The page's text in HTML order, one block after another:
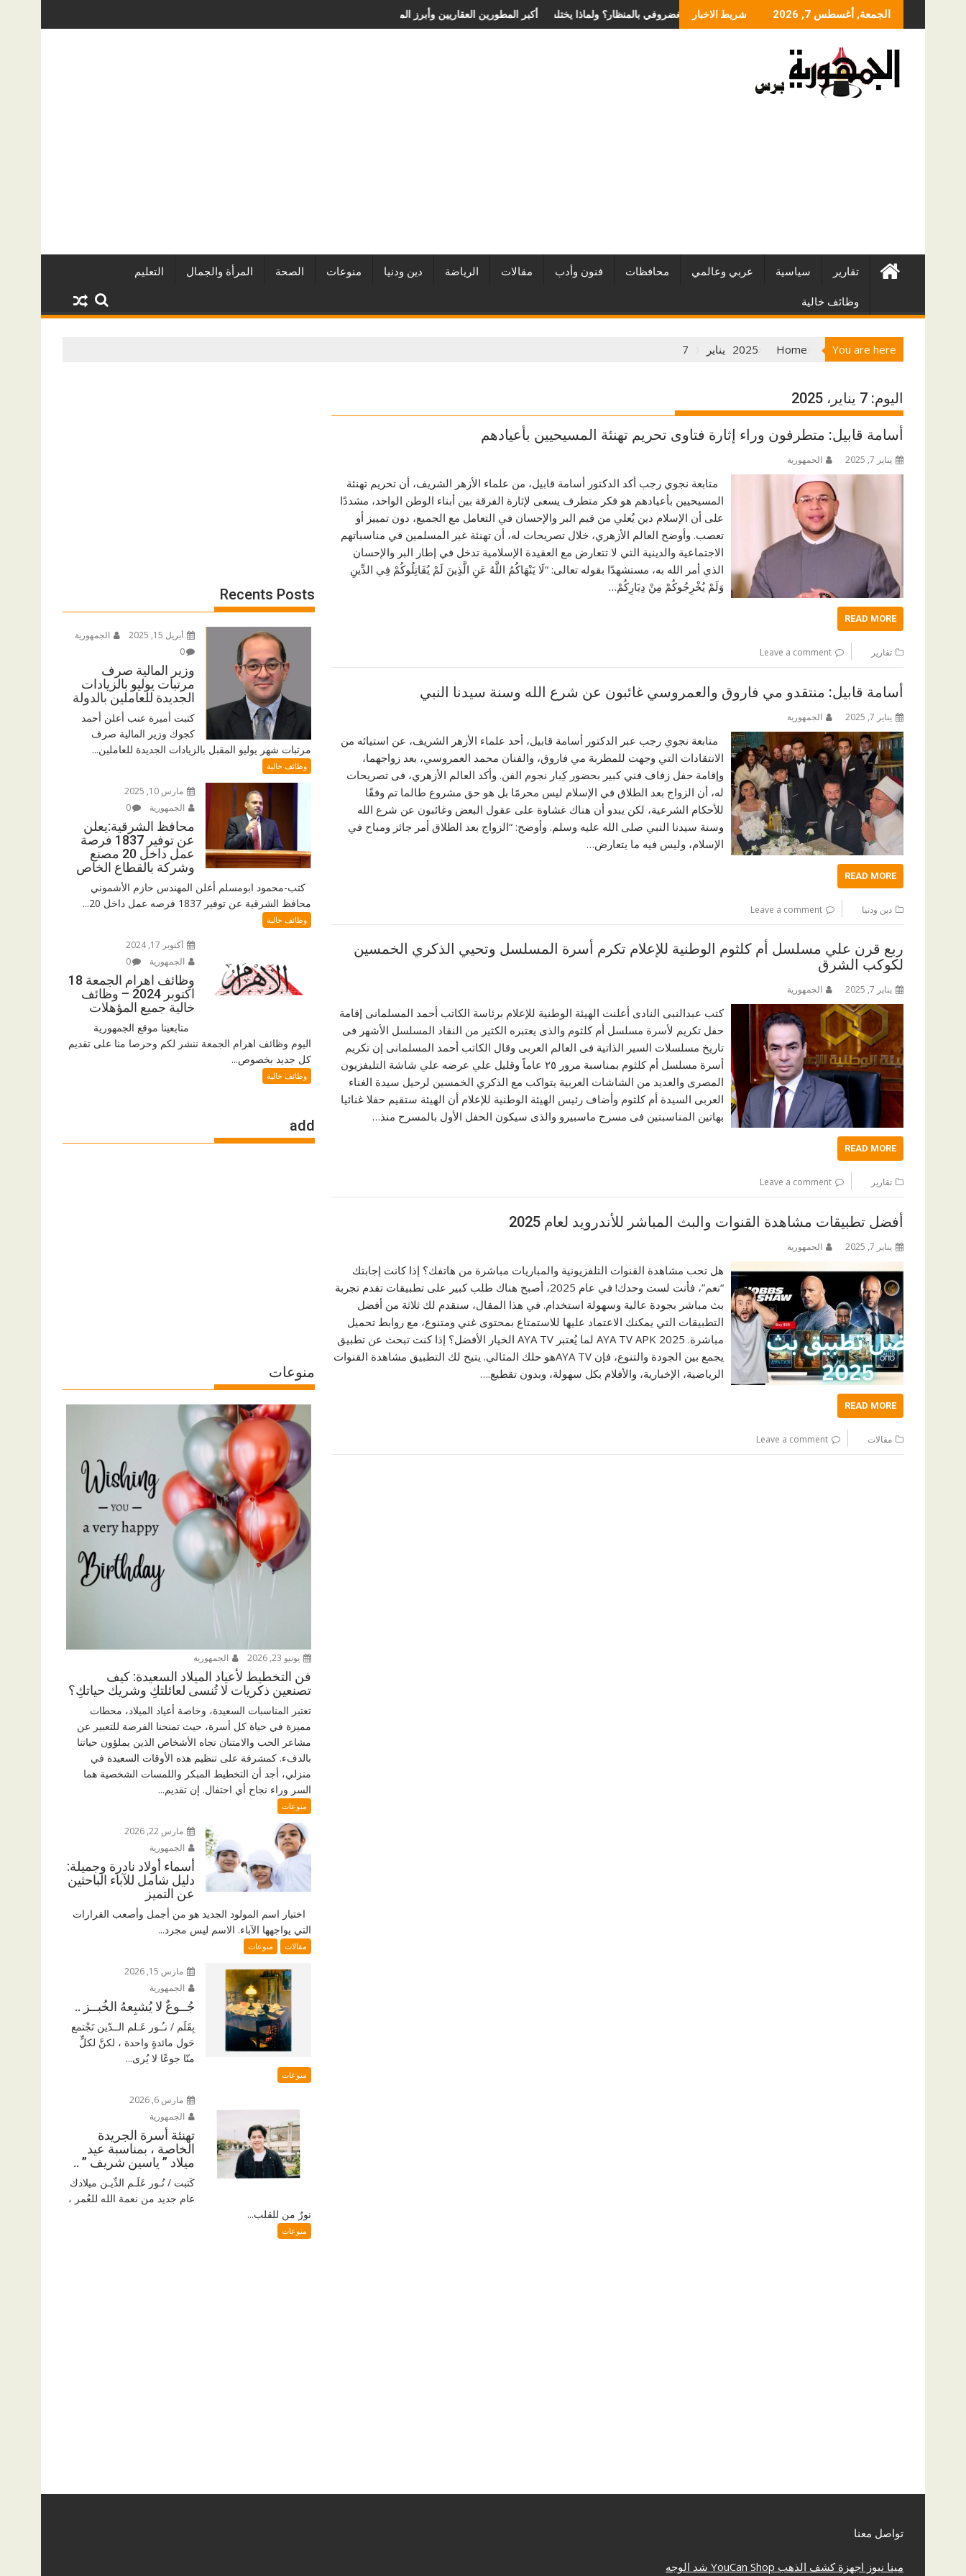
to
الجمعة, أغسطس 7, 2026 شريط الاخبار أفضل شركات التطوير العقاري في مصر من URE | أكبر المطورين العقاريين وأبرز المشروعاتما الذي يحدد سعر عملية الانزلاق الغضروفي بالمنظار؟ ولماذا يختلف من مريض لآخر؟
تقارير سياسية عربي وعالمي محافظات فنون وأدب مقالات الرياضة دين ودنيا منوعات الصحة المرأة والجمال التعليم
وظائف خالية
You are here
Home
2025 يناير 7
اليوم: 7 يناير، 2025
أسامة قابيل: متطرفون وراء إثارة فتاوى تحريم تهنئة المسيحيين بأعيادهم
يناير 7, 2025 الجمهورية
متابعة نجوي رجب أكد الدكتور أسامة قابيل، من علماء الأزهر الشريف، أن تحريم تهنئة
المسيحيين بأعيادهم هو فكر متطرف يسعى لإثارة الفرقة بين أبناء الوطن الواحد، مشددًا
على أن الإسلام دين يُعلي من قيم البر والإحسان في التعامل مع الجميع، دون تمييز أو
تعصب. وأوضح العالم الأزهري، خلال تصريحات له، أن تهنئة غير المسلمين في مناسباتهم
الاجتماعية والدينية التي لا تتعارض مع العقيدة الإسلامية تدخل في إطار البر والإحسان
الذي أمر الله به، مستشهدًا بقوله تعالى: “لَا يَنْهَاكُمُ اللَّهُ عَنِ الَّذِينَ لَمْ يُقَاتِلُوكُمْ فِي الدِّينِ
وَلَمْ يُخْرِجُوكُمْ مِنْ دِيَارِكُمْ…
READ MORE
تقارير Leave a comment
أسامة قابيل: منتقدو مي فاروق والعمروسي غائبون عن شرع الله وسنة سيدنا النبي
يناير 7, 2025 الجمهورية
متابعة نجوي رجب عبر الدكتور أسامة قابيل، أحد علماء الأزهر الشريف، عن استيائه من
الانتقادات التي وجهت للمطربة مي فاروق، والفنان محمد العمروسي، بعد زواجهما،
وإقامة حفل زفاف فني كبير بحضور كِبار نجوم الفن. وأكد العالم الأزهري، فى تصريحات
له، أن الزواج بعد الطلاق في الإسلام ليس محرمًا بل هو حق مشروع طالما تم وفقًا
للأحكام الشرعية، لكن يبدو أن هناك غشاوة على عقول البعض وغائبون عن شرع الله
وسنة سيدنا النبي صلى الله عليه وسلم. وأوضح: “الزواج بعد الطلاق أمر جائز ومباح في
الإسلام، وليس فيه ما يتعارض…
READ MORE
دين ودنيا Leave a comment
ربع قرن علي مسلسل أم كلثوم الوطنية للإعلام تكرم أسرة المسلسل وتحيي الذكري الخمسين
لكوكب الشرق
يناير 7, 2025 الجمهورية
كتب عبدالنبى النادى أعلنت الهيئة الوطنية للإعلام برئاسة الكاتب أحمد المسلمانى إقامة
حفل تكريم لأسرة مسلسل أم كلثوم والذى يعتبره الكثير من النقاد المسلسل الأشهر فى
تاريخ مسلسلات السير الذاتية فى العالم العربى وقال الكاتب أحمد المسلمانى إن تكريم
أسرة مسلسل أم كلثوم بمناسبة مرور ٢٥ عاماً وقليل علي عرضه علي شاشة التليفزيون
المصرى والعديد من الشاشات العربية يتواكب مع الذكري الخمسين لرحيل سيدة الغناء
العربى السيدة أم كلثوم وأضاف رئيس الهيئة الوطنية للإعلام أن الهيئة ستقيم حفلا غنائيا
بهاتين المناسبتين فى مسرح ماسبيرو والذى سيكون الحفل الأول بالمسرح منذ…
READ MORE
تقارير Leave a comment
أفضل تطبيقات مشاهدة القنوات والبث المباشر للأندرويد لعام 2025
يناير 7, 2025 الجمهورية
هل تحب مشاهدة القنوات التلفزيونية والمباريات مباشرة من هاتفك؟ إذا كانت إجابتك
“نعم”، فأنت لست وحدك! في عام 2025، أصبح هناك طلب كبير على تطبيقات تقدم تجربة
بث مباشر بجودة عالية وسهولة استخدام. في هذا المقال، سنقدم لك ثلاثة من أفضل
التطبيقات التي يمكنك الاعتماد عليها للاستمتاع بمحتوى غني ومتنوع، مع روابط تحميل
مباشرة. AYA TV APK 2025 لما يُعتبر AYA TV الخيار الأفضل؟ إذا كنت تبحث عن تطبيق
يجمع بين الجودة والتنوع، فإن AYA TVهو حلك المثالي. يتيح لك التطبيق مشاهدة القنوات
الرياضية، الإخبارية، والأفلام بكل سهولة، وبدون تقطيع.…
READ MORE
مقالات Leave a comment
Recents Posts
أبريل 15, 2025
الجمهورية
0
وزير المالية صرف
مرتبات يوليو بالزيادات
الجديدة للعاملين بالدولة
كتبت أميرة عنب أعلن أحمد
كجوك وزير المالية صرف
مرتبات شهر يوليو المقبل بالزيادات الجديدة للعاملين...
وظائف خالية
مارس 10, 2025
الجمهورية
0
محافظ الشرقية:يعلن
عن توفير 1837 فرصة
عمل داخل 20 مصنع
وشركة بالقطاع الخاص
كتب-محمود ابومسلم أعلن المهندس حازم الأشموني
محافظ الشرقية عن توفير 1837 فرصه عمل داخل 20...
وظائف خالية
أكتوبر 17, 2024
الجمهورية
0
وظائف اهرام الجمعة 18
اكتوبر 2024 – وظائف
خالية جميع المؤهلات
متابعينا موقع الجمهورية
اليوم وظائف اهرام الجمعة ننشر لكم وحرصا منا على تقديم
كل جديد بخصوص...
وظائف خالية
add
منوعات
يونيو 23, 2026 الجمهورية
فن التخطيط لأعياد الميلاد السعيدة: كيف
تصنعين ذكريات لا تُنسى لعائلتكِ وشريك حياتكِ؟
تعتبر المناسبات السعيدة، وخاصة أعياد الميلاد، محطات
مميزة في حياة كل أسرة، حيث تمنحنا الفرصة للتعبير عن
مشاعر الحب والامتنان تجاه الأشخاص الذين يملؤون حياتنا
بالدفء. كمشرفة على تنظيم هذه الأوقات السعيدة في
منزلي، أجد أن التخطيط المبكر واللمسات الشخصية هما
السر وراء نجاح أي احتفال. إن تقديم...
منوعات
مارس 22, 2026
الجمهورية
أسماء أولاد نادرة وجميلة:
دليل شامل للآباء الباحثين
عن التميز
اختيار اسم المولود الجديد هو من أجمل وأصعب القرارات
التي يواجهها الآباء. الاسم ليس مجرد...
مقالات منوعات
مارس 15, 2026
الجمهورية
جُــوعٌ لا يُشبِعهُ الخُبــز ..
بِقَلَم / نـُـور عَـلم الــدّين نَجْتمع
حَول مائدةٍ واحدة ، لكنَّ لكلٍّ
منّا جوعًا لا يُرى...
منوعات
مارس 6, 2026
الجمهورية
تهنئة أسرة الجريدة
الخاصة ، بمناسبة عيد
ميلاد ” ياسين شريف ” ..
كَتبت / نُـور عَلَـم الدِّيـن ميلادك
عام جديد من نعمة الله للعُمر ،
نورٌ من للقلب...
منوعات
تواصل معنا
مينا نيوز اجهزة كشف الذهب YouCan Shop شد الوجه